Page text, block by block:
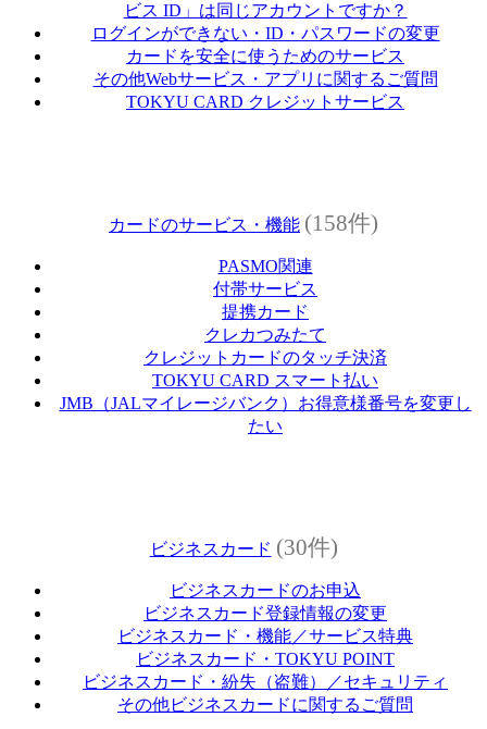
ビス ID」は同じアカウントですか？
ログインができない・ID・パスワードの変更
カードを安全に使うためのサービス
その他Webサービス・アプリに関するご質問
TOKYU CARD クレジットサービス
カードのサービス・機能 (158件)
PASMO関連
付帯サービス
提携カード
クレカつみたて
クレジットカードのタッチ決済
TOKYU CARD スマート払い
JMB（JALマイレージバンク）お得意様番号を変更し
たい
ビジネスカード (30件)
ビジネスカードのお申込
ビジネスカード登録情報の変更
ビジネスカード・機能／サービス特典
ビジネスカード・TOKYU POINT
ビジネスカード・紛失（盗難）／セキュリティ
その他ビジネスカードに関するご質問